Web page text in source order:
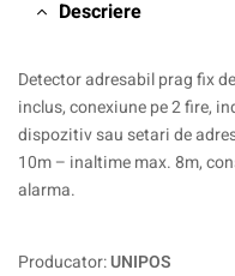
Descriere
Detector adresabil prag fix
inclus, conexiune pe 2 fire,
dispozitiv sau setari de
10m – inaltime max. 8m,
alarma.
Producator:UNIPOS